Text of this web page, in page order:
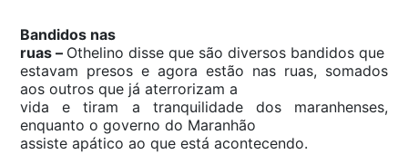
Bandidos nas
ruas – Othelino disse que são diversos bandidos que
estavam presos e agora estão nas ruas, somados
aos outros que já aterrorizam a
vida e tiram a tranquilidade dos maranhenses,
enquanto o governo do Maranhão
assiste apático ao que está acontecendo.